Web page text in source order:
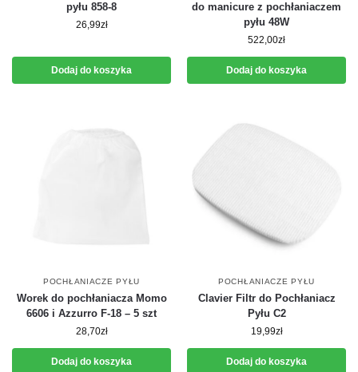
pyłu 858-8
26,99zł
Dodaj do koszyka
do manicure z pochłaniaczem
pyłu 48W
522,00zł
Dodaj do koszyka
POCHŁANIACZE PYŁU
Worek do pochłaniacza Momo
6606 i Azzurro F-18 – 5 szt
28,70zł
Dodaj do koszyka
POCHŁANIACZE PYŁU
Clavier Filtr do Pochłaniacz
Pyłu C2
19,99zł
Dodaj do koszyka